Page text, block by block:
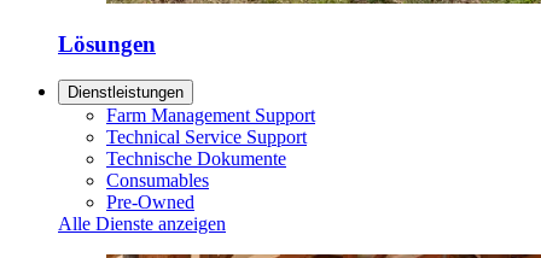
Lösungen
Dienstleistungen
Farm Management Support
Technical Service Support
Technische Dokumente
Consumables
Pre-Owned
Alle Dienste anzeigen